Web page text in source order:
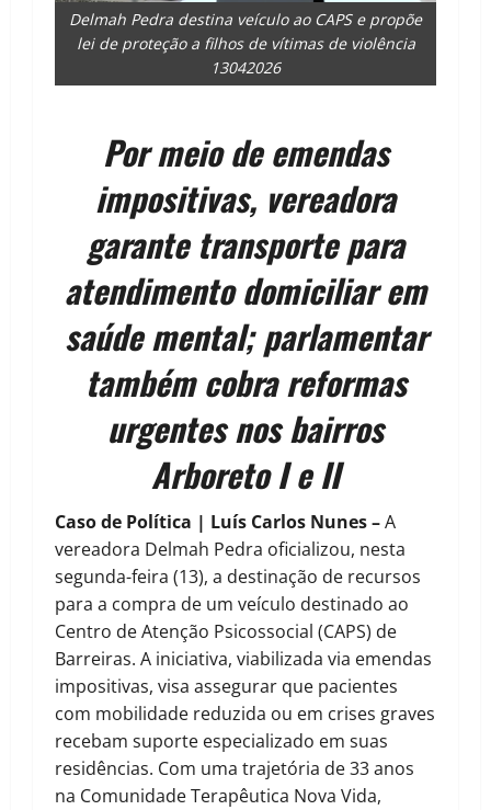
Delmah Pedra destina veículo ao CAPS e propõe
lei de proteção a filhos de vítimas de violência
13042026
Por meio de emendas
impositivas, vereadora
garante transporte para
atendimento domiciliar em
saúde mental; parlamentar
também cobra reformas
urgentes nos bairros
Arboreto I e II
Caso de Política | Luís Carlos Nunes –A
vereadora Delmah Pedra oficializou, nesta
segunda-feira (13), a destinação de recursos
para a compra de um veículo destinado ao
Centro de Atenção Psicossocial (CAPS) de
Barreiras. A iniciativa, viabilizada via emendas
impositivas, visa assegurar que pacientes
com mobilidade reduzida ou em crises graves
recebam suporte especializado em suas
residências. Com uma trajetória de 33 anos
na Comunidade Terapêutica Nova Vida,